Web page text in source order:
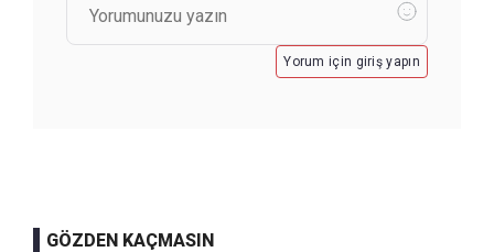
Yorum için giriş yapın
GÖZDEN KAÇMASIN